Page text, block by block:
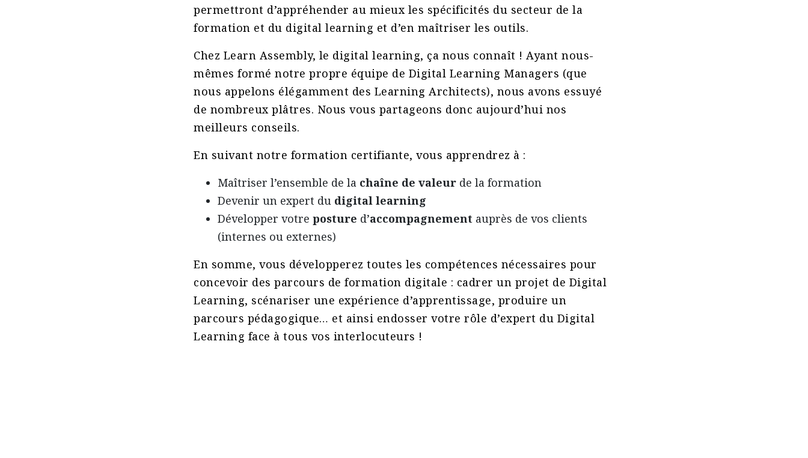
permettront d’appréhender au mieux les spécificités du secteur de la
formation et du digital learning et d’en maîtriser les outils.
Chez Learn Assembly, le digital learning, ça nous connaît ! Ayant nous-
mêmes formé notre propre équipe de Digital Learning Managers (que
nous appelons élégamment des Learning Architects), nous avons essuyé
de nombreux plâtres. Nous vous partageons donc aujourd’hui nos
meilleurs conseils.
En suivant notre formation certifiante, vous apprendrez à :
Maîtriser l’ensemble de la chaîne de valeur de la formation
Devenir un expert du digital learning
Développer votre posture d’accompagnement auprès de vos clients
(internes ou externes)
En somme, vous développerez toutes les compétences nécessaires pour
concevoir des parcours de formation digitale : cadrer un projet de Digital
Learning, scénariser une expérience d’apprentissage, produire un
parcours pédagogique… et ainsi endosser votre rôle d’expert du Digital
Learning face à tous vos interlocuteurs !